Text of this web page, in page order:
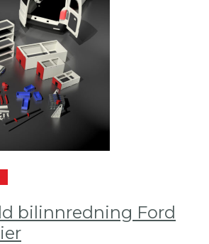
bilinnredning Ford